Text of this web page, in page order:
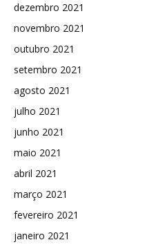
dezembro 2021
novembro 2021
outubro 2021
setembro 2021
agosto 2021
julho 2021
junho 2021
maio 2021
abril 2021
março 2021
fevereiro 2021
janeiro 2021